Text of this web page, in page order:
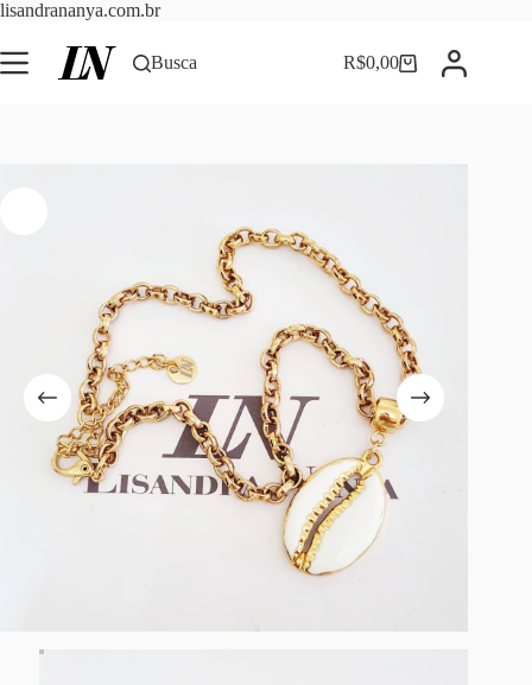
lisandrananya.com.brPular
o
conteúdo
Busca Carrinho
R$0,00